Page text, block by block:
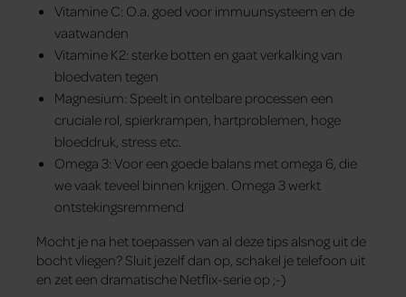
Vitamine C: O.a. goed voor immuunsysteem en de
vaatwanden
Vitamine K2: sterke botten en gaat verkalking van
bloedvaten tegen
Magnesium: Speelt in ontelbare processen een
cruciale rol, spierkrampen, hartproblemen, hoge
bloeddruk, stress etc.
Omega 3: Voor een goede balans met omega 6, die
we vaak teveel binnen krijgen. Omega 3 werkt
ontstekingsremmend
Mocht je na het toepassen van al deze tips alsnog uit de
bocht vliegen? Sluit jezelf dan op, schakel je telefoon uit
en zet een dramatische Netflix-serie op ;-)